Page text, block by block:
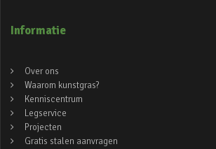
Informatie
Over ons
Waarom kunstgras?
Kenniscentrum
Legservice
Projecten
Gratis stalen aanvragen